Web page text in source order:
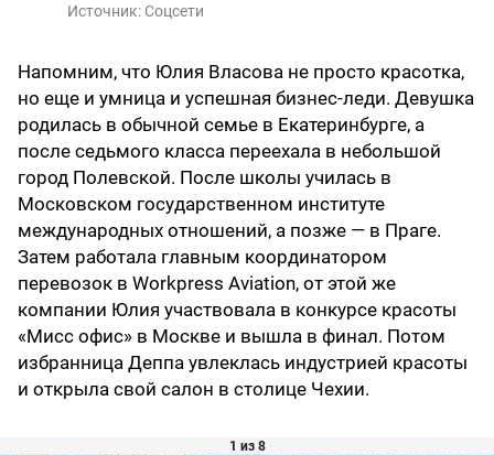
Источник: Соцсети
Напомним, что Юлия Власова не просто красотка,
но еще и умница и успешная бизнес-леди. Девушка
родилась в обычной семье в Екатеринбурге, а
после седьмого класса переехала в небольшой
город Полевской. После школы училась в
Московском государственном институте
международных отношений, а позже — в Праге.
Затем работала главным координатором
перевозок в Workpress Aviation, от этой же
компании Юлия участвовала в конкурсе красоты
«Мисс офис» в Москве и вышла в финал. Потом
избранница Деппа увлеклась индустрией красоты
и открыла свой салон в столице Чехии.
1 из 8